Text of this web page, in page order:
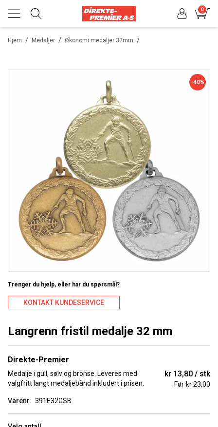
0
/
Hjem /
Medaljer /
Økonomi medaljer 32mm
-40%
Trenger du hjelp, eller har du spørsmål?
KONTAKT KUNDESERVICE
Langrenn fristil medalje 32 mm
Direkte-Premier
Medalje i gull, sølv og bronse. Leveres med
valgfritt langt medaljebånd inkludert i prisen.
Varenr. 391E32GSB
kr 13,80 stk
Før kr 23,00